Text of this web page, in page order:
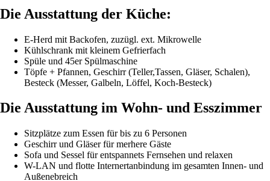
Die Ausstattung der Küche:
E-Herd mit Backofen, zuzügl. ext. Mikrowelle
Kühlschrank mit kleinem Gefrierfach
Spüle und 45er Spülmaschine
Töpfe + Pfannen, Geschirr (Teller,Tassen, Gläser, Schalen),
Besteck (Messer, Galbeln, Löffel, Koch-Besteck)
Die Ausstattung im Wohn- und Esszimmer
Sitzplätze zum Essen für bis zu 6 Personen
Geschirr und Gläser für merhere Gäste
Sofa und Sessel für entspannets Fernsehen und relaxen
W-LAN und flotte Internertanbindung im gesamten Innen- und
Außenebreich